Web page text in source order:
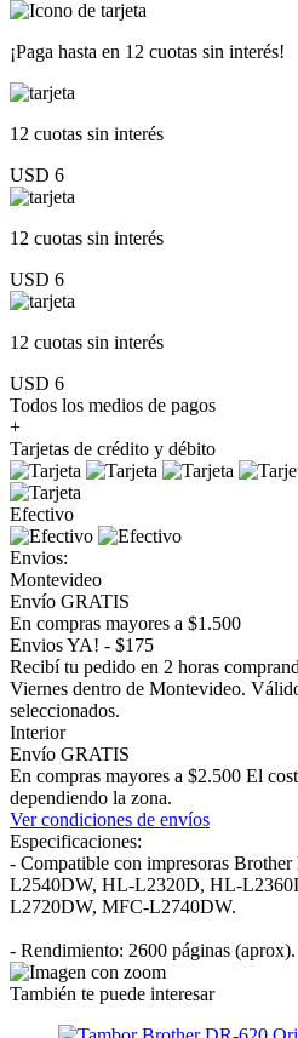
¡Paga hasta en 12 cuotas sin interés!
12 cuotas sin interés
USD 6
12 cuotas sin interés
USD 6
12 cuotas sin interés
USD 6
Todos los medios de pagos
+
Tarjetas de crédito y débito
Efectivo
Envios:
Montevideo
Envío GRATIS
En compras mayores a $1.500
Envios YA! - $175
Recibí tu pedido en 2 horas
Viernes dentro de Montevideo.
seleccionados.
Interior
Envío GRATIS
En compras mayores a $2.500 El
dependiendo la zona.
Ver condiciones de envíos
Especificaciones:
- Compatible con impresoras
L2540DW, HL-L2320D, HL-
L2720DW, MFC-L2740DW.
- Rendimiento: 2600 páginas (aprox).
También te puede interesar